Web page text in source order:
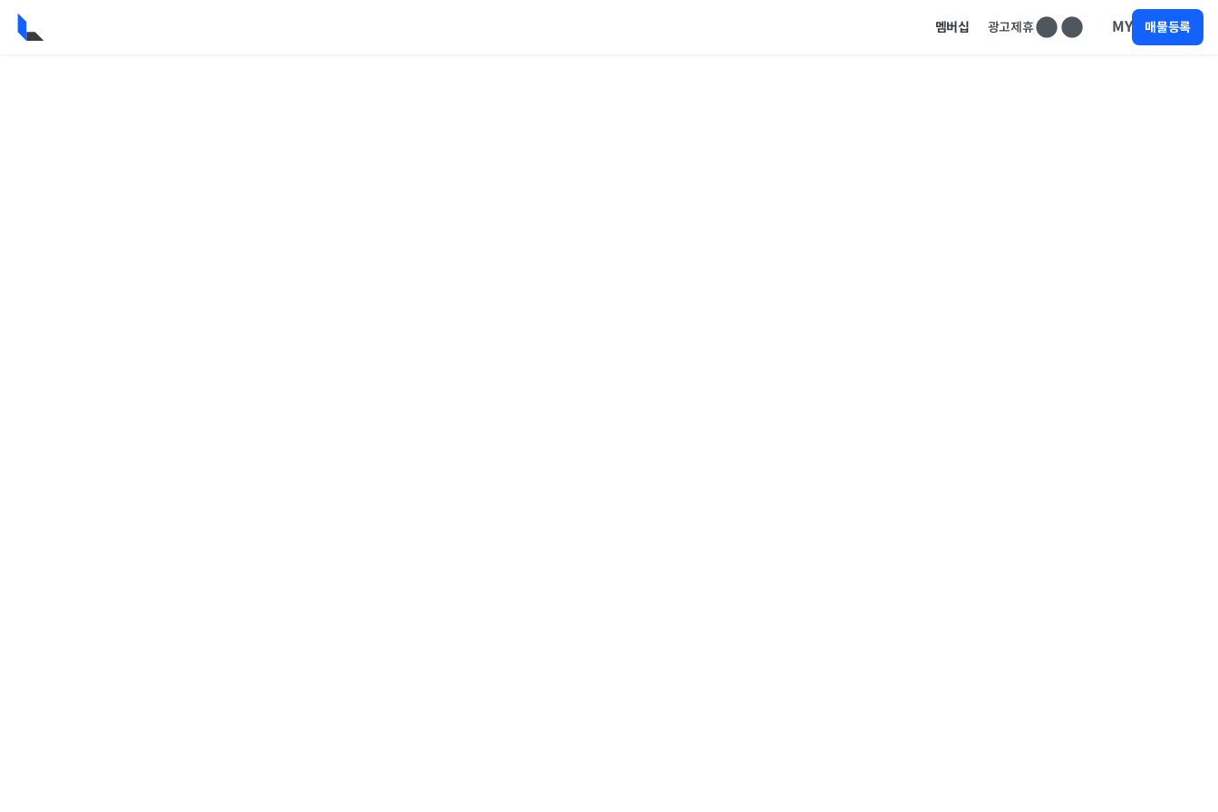
멤버십 광고제휴 MY 매물등록